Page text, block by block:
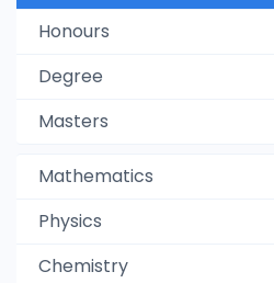
Honours
Degree
Masters
Mathematics
Physics
Chemistry